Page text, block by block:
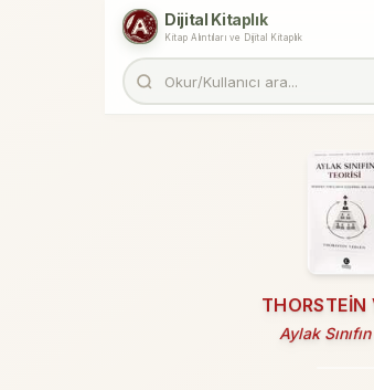
Dijital Kitaplık
Kitap Alıntıları ve Dijital Kitaplık
THORSTEIN
Aylak